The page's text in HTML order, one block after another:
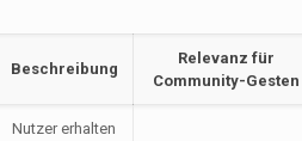
Beschreibung
Relevanz für
Community-Gesten
Nutzer erhalten